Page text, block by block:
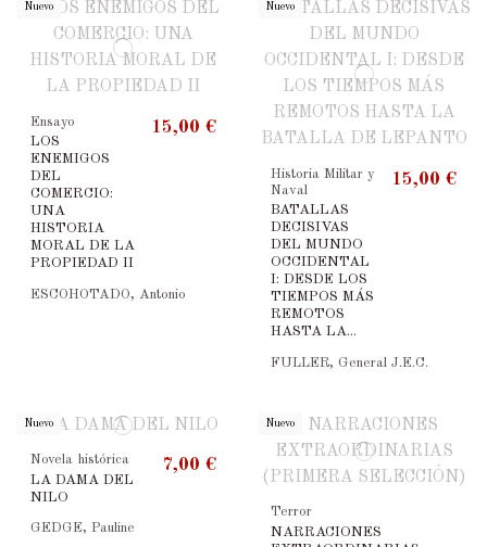
Nuevo
Ensayo
LOS
ENEMIGOS
DEL
COMERCIO:
UNA
HISTORIA
MORAL DE LA
PROPIEDAD II
15,00 €
ESCOHOTADO, Antonio
Nuevo
Historia Militar y
Naval
BATALLAS
DECISIVAS
DEL MUNDO
OCCIDENTAL
I: DESDE LOS
TIEMPOS MÁS
REMOTOS
HASTA LA...
15,00 €
FULLER, General J.E.C.
Nuevo
Novela histórica
LA DAMA DEL
NILO
7,00 €
GEDGE, Pauline
Nuevo
Terror
NARRACIONES